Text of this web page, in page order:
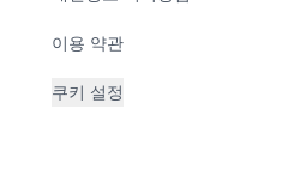
이용 약관
쿠키 설정